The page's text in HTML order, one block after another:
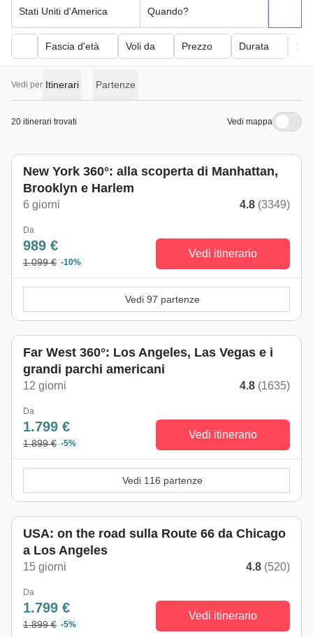
Stati Uniti d'America Quando?
Fascia d'età Voli da Prezzo Durata
Vedi per Itinerari Partenze
20 itinerari trovati Vedi mappa
New York 360°: alla scoperta di Manhattan,
Brooklyn e Harlem
6 giorni 4.8 (3349)
Da
989 €
1.099 € -10%
Vedi itinerario
Vedi 97 partenze
Far West 360°: Los Angeles, Las Vegas e i
grandi parchi americani
12 giorni 4.8 (1635)
Da
1.799 €
1.899 € -5%
Vedi itinerario
Vedi 116 partenze
Top seller
USA: on the road sulla Route 66 da Chicago
a Los Angeles
15 giorni 4.8 (520)
Da
1.799 €
1.899 € -5%
Vedi itinerario